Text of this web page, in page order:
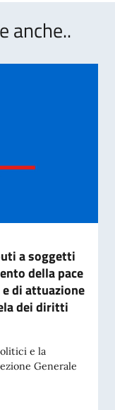
anche..
a soggetti
della pace
di attuazione
dei diritti
e la
Generale